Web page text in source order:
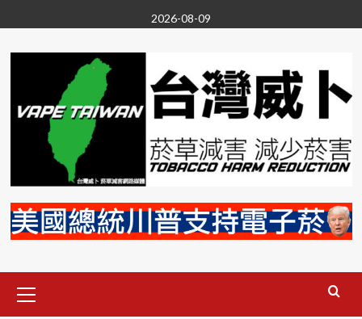
to
content
2026-08-09
Menu